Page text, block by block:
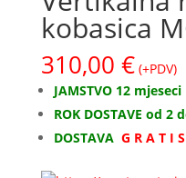
kobasica
310,00 € (+PDV)
JAMSTVO 12 mjeseci
ROK DOSTAVE od 2
DOSTAVA G R A T I S